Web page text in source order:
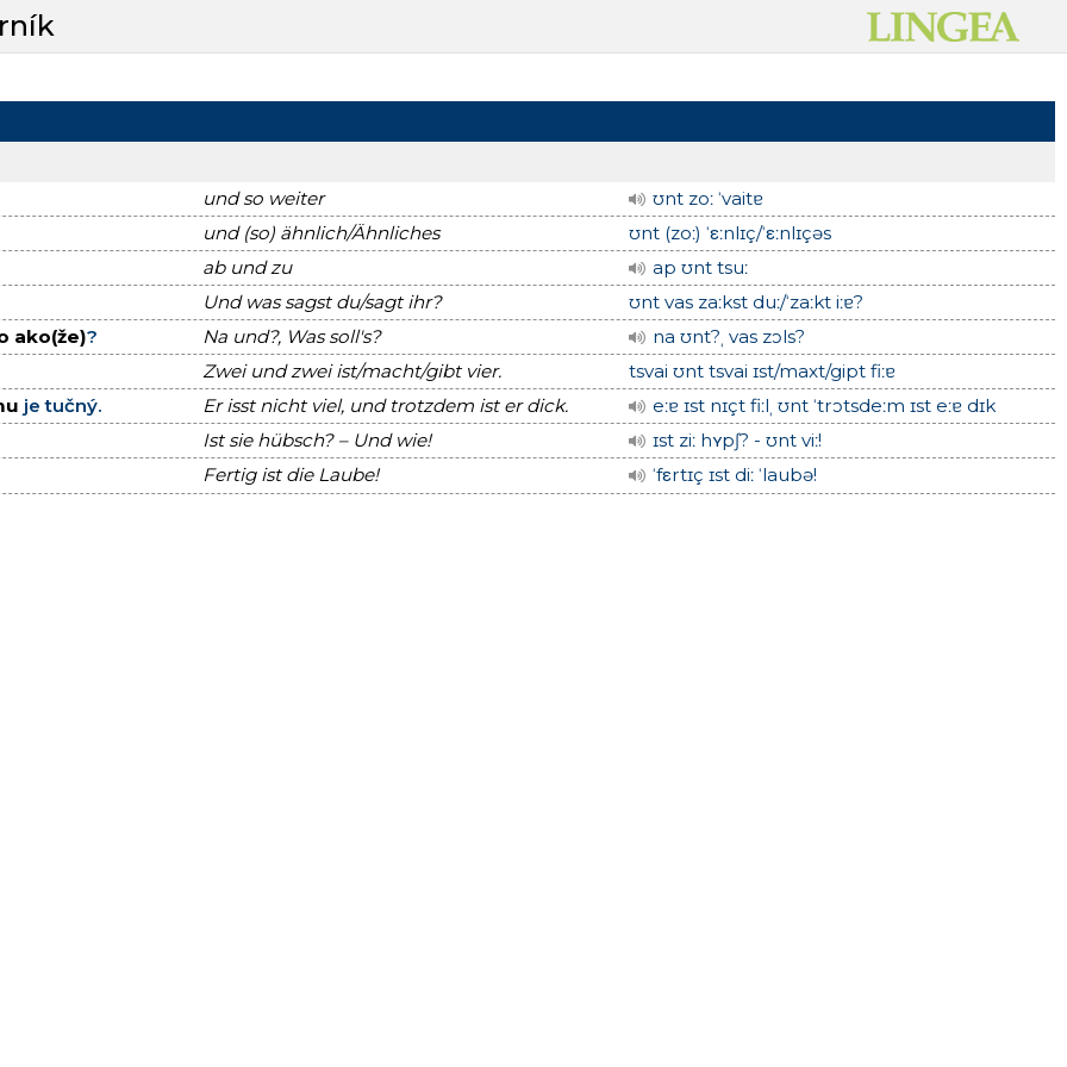
und so weiter
ʊnt zoː ˈvaitɐ
und (so) ähnlich/Ähnliches
ʊnt (zoː) ˈεːnlɪç/ˈεːnlɪçəs
ab und zu
ap ʊnt tsuː
Und was sagst du/sagt ihr?
ʊnt vas zaːkst duː/ˈzaːkt iːɐ?
ako(že)? Na und?, Was soll's?
na ʊnt?ˌ vas zɔls?
Zwei und zwei ist/macht/gibt vier.
tsvai ʊnt tsvai ɪst/maxt/gipt fiːɐ
je tučný. Er isst nicht viel, und trotzdem ist er dick.
eːɐ ɪst nɪçt fiːlˌ ʊnt ˈtrɔtsdeːm ɪst eːɐ dɪk
Ist sie hübsch? – Und wie!
ɪst ziː hʏpʃ? - ʊnt viː!
Fertig ist die Laube! ˈfεrtɪç ɪst diː ˈlaubə!